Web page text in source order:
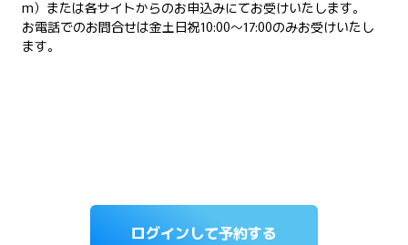
m）または各サイトからのお申込みにてお受けいたします。
お電話でのお問合せは金土日祝10:00～17:00のみお受けいたし
ます。
ログインして予約する